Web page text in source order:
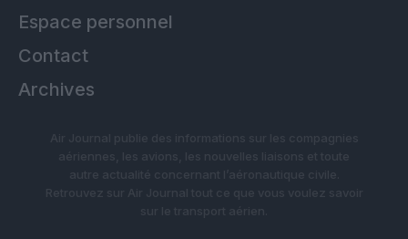
Espace personnel
Contact
Archives